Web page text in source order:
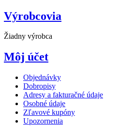
Výrobcovia
Žiadny výrobca
Môj účet
Objednávky
Dobropisy
Adresy a fakturačné údaje
Osobné údaje
Zľavové kupóny
Upozornenia